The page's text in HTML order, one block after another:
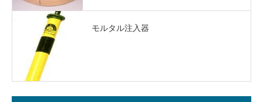
モルタル注入器